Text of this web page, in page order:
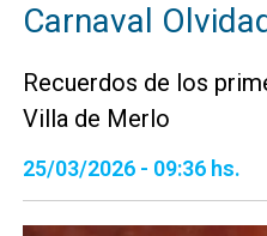
Carnaval
Recuerdos de los
Villa de Merlo
25/03/2026 - 09:36 hs.